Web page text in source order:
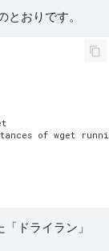
おりです。
of wget
ドライラン」